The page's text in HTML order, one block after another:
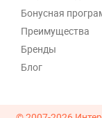
Бонусная
Преимущества
Бренды
Блог